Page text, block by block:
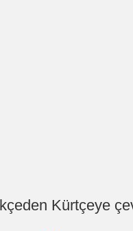
Kürtçeye